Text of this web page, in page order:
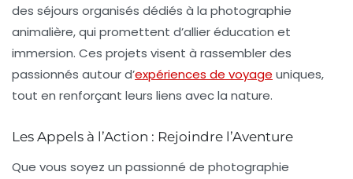
des séjours organisés dédiés à la photographie
animalière, qui promettent d’allier éducation et
immersion. Ces projets visent à rassembler des
passionnés autour d’expériences de voyage uniques,
tout en renforçant leurs liens avec la nature.
Les Appels à l’Action : Rejoindre l’Aventure
Que vous soyez un passionné de photographie